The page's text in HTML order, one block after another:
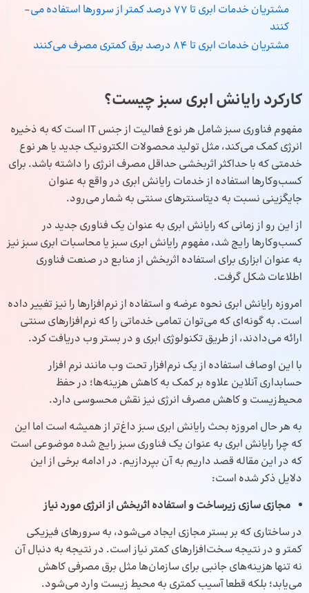
مشتریان خدمات ابری تا 77 درصد کمتر از سرورها استفاده می‌­
کنند
مشتریان خدمات ابری تا 84 درصد برق کمتری مصرف می­‌کنند
کارکرد رایانش ابری سبز چیست؟
مفهوم فناوری سبز شامل هر نوع فعالیت از جنس IT است که به ذخیره
انرژی کمک می‌کند، مثل تولید محصولات الکترونیک جدید یا هر نوع
خدمتی که با حداکثر اثربخشی حداقل مصرف انرژی را داشته باشد. برای
کسب‌و‌کار‌ها استفاده از خدمات رایانش ابری در واقع به عنوان
جایگزینی نسبت به دیتاسنترهای سنتی به شمار می‌رود.
از این رو از زمانی که رایانش ابری به عنوان یک فناوری جدید در
کسب‌و‌کار‌ها رایج شد، مفهوم رایانش ابری سبز یا محاسبات ابری سبز نیز
به عنوان ابزاری برای استفاده اثربخش از منابع در صنعت فناوری
اطلاعات شکل گرفت.
امروزه رایانش ابری نحوه عرضه و استفاده از نرم‌افزارها را نیز تغییر داده
است. به گونه‌ای که می‌توان تمامی خدماتی را که نرم‌افزارهای سنتی
ارائه می‌دادند، از طریق تکنولوژی ابری و در بستر وب دریافت کرد.
با این اوصاف استفاده از یک نرم‌افزار تحت وب مانند نرم‌ افزار
حسابداریآنلاین علاوه بر کمک به کاهش هزینه‌ها؛ در حفظ
محیط‌زیست و کاهش مصرف انرژی نیز نقش محسوسی دارد.
به هر حال امروزه بحث رایانش ابری سبز داغ‌تر از همیشه است اما این
که چرا رایانش ابری به عنوان یک فناوری سبز رایج شده موضوعی است
که در این مقاله قصد داریم به آن بپردازیم. در ادامه برخی از این
دلایل ذکر شده است:
مجازی‌ سازی زیرساخت و استفاده اثربخش از انرژی مورد نیاز
در ساختاری که بر بستر مجازی ایجاد می‌شود، به سرورهای فیزیکی
کمتر و در نتیجه سخت‌افزار‌های کمتر نیاز است. در نتیجه به دنبال آن
نه تنها هزینه‌های جانبی برای سازمان‌ها مثل برق مصرفی کاهش
می‌یابد؛ بلکه قطعا آسیب کمتری به محیط زیست وارد می‌شود.